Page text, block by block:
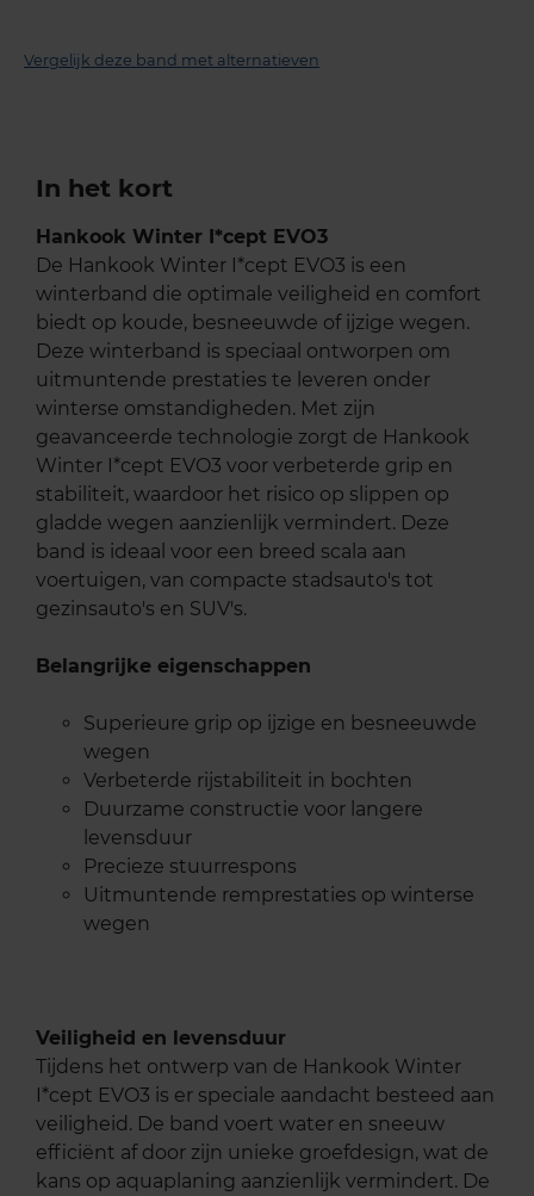
Vergelijk deze band met alternatieven
In het kort
Hankook Winter I*cept EVO3
De Hankook Winter I*cept EVO3 is een
winterband die optimale veiligheid en comfort
biedt op koude, besneeuwde of ijzige wegen.
Deze winterband is speciaal ontworpen om
uitmuntende prestaties te leveren onder
winterse omstandigheden. Met zijn
geavanceerde technologie zorgt de Hankook
Winter I*cept EVO3 voor verbeterde grip en
stabiliteit, waardoor het risico op slippen op
gladde wegen aanzienlijk vermindert. Deze
band is ideaal voor een breed scala aan
voertuigen, van compacte stadsauto's tot
gezinsauto's en SUV's.
Belangrijke eigenschappen
Superieure grip op ijzige en besneeuwde
wegen
Verbeterde rijstabiliteit in bochten
Duurzame constructie voor langere
levensduur
Precieze stuurrespons
Uitmuntende remprestaties op winterse
wegen
Veiligheid en levensduur
Tijdens het ontwerp van de Hankook Winter
I*cept EVO3 is er speciale aandacht besteed aan
veiligheid. De band voert water en sneeuw
efficiënt af door zijn unieke groefdesign, wat de
kans op aquaplaning aanzienlijk vermindert. De